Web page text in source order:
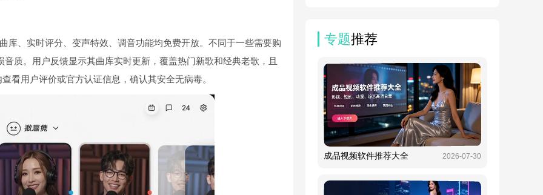
库、实时评分、变声特效、调音功能均免费开放。不同于一些需要购
质。用户反馈显示其曲库实时更新，覆盖热门新歌和经典老歌，且
看用户评价或官方认证信息，确认其安全无病毒。
专题推荐
成品视频软件推荐大全 2026-07-30